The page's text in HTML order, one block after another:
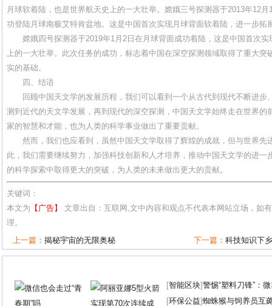
月球软着陆，也是世界航天史上的一大壮举。嫦娥三号探测器于2013年12
功登陆月球南极艾特肯盆地。这是中国首次实现月球背面软着陆，进一步拓
嫦娥四号探测器于2019年1月2日在月球背面成功着陆，这是中国首次
上的一大壮举。此次任务的成功，标志着中国在深空探测领域取得了重大
实的基础。
四、结语
回顾中国天文学的发展历程，我们可以看到一个从古代到现代不断进步
测到近代的天文学发展，再到现代的深空探测，中国天文学始终走在世界的
家的智慧和才能，也为人类的科学事业做出了重要贡献。
然而，我们也应看到，虽然中国天文学取得了辉煌的成就，但与世界先
此，我们需要继续努力，加强科技创新和人才培养，推动中国天文学的进一
的科学探索中取得更大的突破，为人类的未来做出更大的贡献。
关键词：
本文为 【广告】
文章出自：互联网,文中内容和观点不代表本网站立场，如
理。
上一篇： 揭秘宇宙的无限奥秘 下一篇： 科技知识下
[智能区块]警惕“塑料刀锋”：
[环保公益]蜘蛛猴与饲养员互